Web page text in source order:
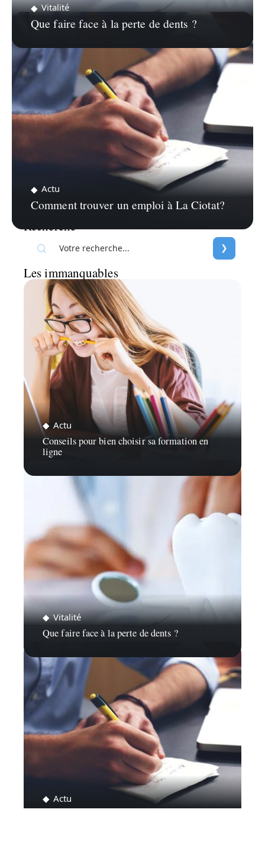
Vitalité
Que faire face à la perte de dents ?
Actu
Comment trouver un emploi à La Ciotat?
Recherche
Les immanquables
Actu
Conseils pour bien choisir sa formation en
ligne
Vitalité
Que faire face à la perte de dents ?
Actu